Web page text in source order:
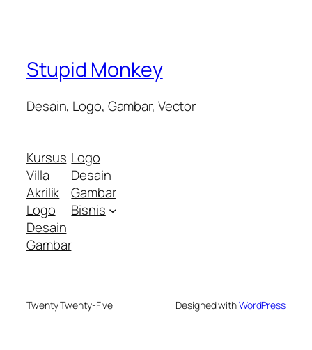
Stupid Monkey
Desain, Logo, Gambar, Vector
Kursus
Villa
Akrilik
Logo
Desain
Gambar
Logo
Desain
Gambar
Bisnis
Twenty Twenty-Five Designed withWordPress